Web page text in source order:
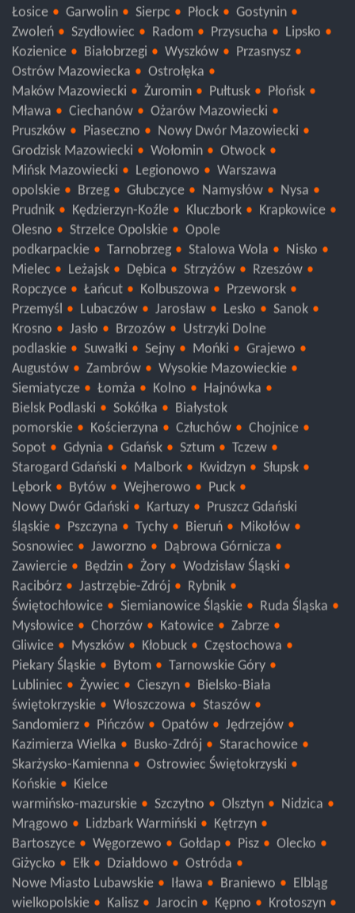
Grójec
Węgrów Sokołów Podlaski
Siedlce
Łosice
Garwolin Sierpc Płock
Gostynin
Zwoleń
Szydłowiec Radom Przysucha
Lipsko
Kozienice
Białobrzegi Wyszków
Ostrów Mazowiecka
Ostrołęka
Maków Mazowiecki
Żuromin Pułtusk
Płońsk
Mława
Ciechanów
Ożarów Mazowiecki
Pruszków
Piaseczno
Nowy Dwór Mazowiecki
Grodzisk Mazowiecki
Wołomin
Otwock
Mińsk Mazowiecki
Legionowo
Warszawa
opolskie
Brzeg Głubczyce Namysłów
Nysa
Prudnik
Kędzierzyn-Koźle Kluczbork
Olesno
Strzelce Opolskie
Opole
podkarpackie
Tarnobrzeg Stalowa Wola
Nisko
Mielec
Leżajsk Dębica Strzyżów
Rzeszów
Ropczyce
Łańcut Kolbuszowa
Przeworsk
Przemyśl
Lubaczów Jarosław Lesko
Krosno
Jasło Brzozów
Ustrzyki Dolne
podlaskie
Suwałki Sejny Mońki
Grajewo
Augustów
Zambrów
Wysokie Mazowieckie
Siemiatycze
Łomża Kolno
Hajnówka
Bielsk Podlaski
Sokółka
Białystok
pomorskie
Kościerzyna Człuchów
Chojnice
Sopot
Gdynia Gdańsk Sztum
Tczew
Starogard Gdański
Malbork Kwidzyn
Lębork
Bytów Wejherowo
Puck
Nowy Dwór Gdański
Kartuzy
Pruszcz Gdański
śląskie
Pszczyna Tychy Bieruń
Mikołów
Sosnowiec
Jaworzno
Dąbrowa Górnicza
Zawiercie
Będzin Żory
Wodzisław Śląski
Racibórz
Jastrzębie-Zdrój
Rybnik
Świętochłowice
Siemianowice Śląskie
Ruda Śląska
Mysłowice
Chorzów Katowice
Zabrze
Gliwice
Myszków Kłobuck
Częstochowa
Piekary Śląskie
Bytom
Tarnowskie Góry
Lubliniec
Żywiec Cieszyn
Bielsko-Biała
świętokrzyskie
Włoszczowa
Staszów
Sandomierz
Pińczów Opatów
Jędrzejów
Kazimierza Wielka
Busko-Zdrój
Starachowice
Skarżysko-Kamienna
Końskie
Kielce
warmińsko-mazurskie
Szczytno Olsztyn
Mrągowo
Lidzbark Warmiński
Kętrzyn
Bartoszyce
Węgorzewo Gołdap Pisz
Giżycko
Ełk Działdowo
Ostróda
Nowe Miasto Lubawskie
Iława Braniewo
Elbląg